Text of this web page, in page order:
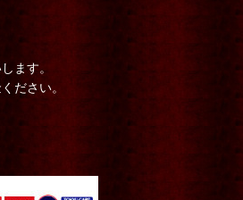
ます。
ださい。